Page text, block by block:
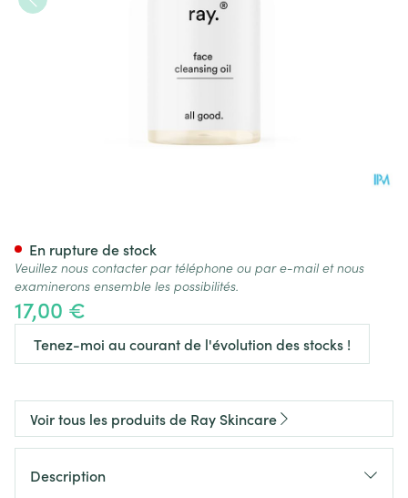
17,00 €
Tenez-moi au courant de l'évolution des stocks !
En rupture de stock
Veuillez nous contacter par téléphone ou par e-mail et nous
examinerons ensemble les possibilités.
Voir tous les produits de Ray Skincare
Description